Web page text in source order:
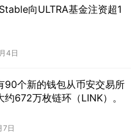
向ULTRA基金注资超1
4日
90个新的钱包从币安交易所
约672万枚链环（LINK）。
7日